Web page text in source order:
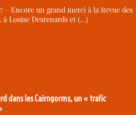
– Encore un grand merci à la Revue des
à Louise Desrenards et (…)
dans les Cairngorms, un « trafic